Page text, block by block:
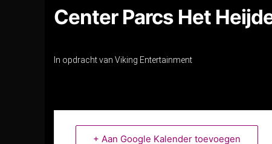
Center Parcs Het
In opdracht van Viking Entertainment
+ Aan Google Kalender toevoegen